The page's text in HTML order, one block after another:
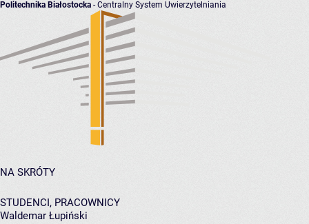
Politechnika Białostocka - Centralny System Uwierzytelniania
NA SKRÓTY
STUDENCI, PRACOWNICY
Waldemar Łupiński